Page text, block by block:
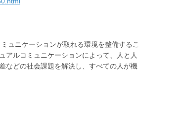
ュニケーションが取れる環境を整備するこ
アルコミュニケーションによって、人と人
などの社会課題を解決し、すべての人が機